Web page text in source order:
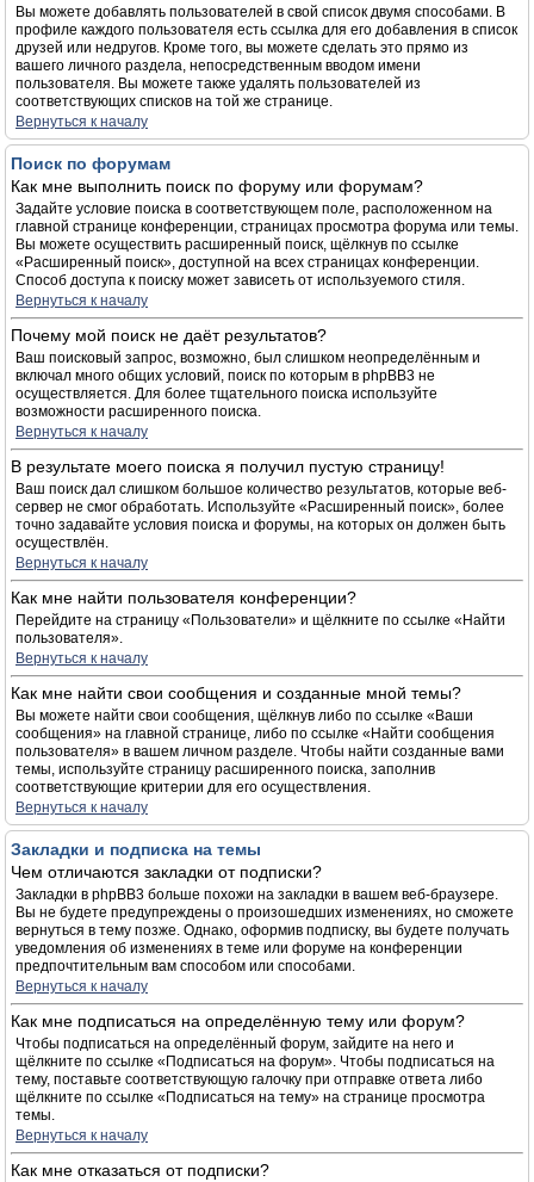
Вы можете добавлять пользователей в свой список двумя способами. В
профиле каждого пользователя есть ссылка для его добавления в список
друзей или недругов. Кроме того, вы можете сделать это прямо из
вашего личного раздела, непосредственным вводом имени
пользователя. Вы можете также удалять пользователей из
соответствующих списков на той же странице.
Вернуться к началу
Поиск по форумам
Как мне выполнить поиск по форуму или форумам?
Задайте условие поиска в соответствующем поле, расположенном на
главной странице конференции, страницах просмотра форума или темы.
Вы можете осуществить расширенный поиск, щёлкнув по ссылке
«Расширенный поиск», доступной на всех страницах конференции.
Способ доступа к поиску может зависеть от используемого стиля.
Вернуться к началу
Почему мой поиск не даёт результатов?
Ваш поисковый запрос, возможно, был слишком неопределённым и
включал много общих условий, поиск по которым в phpBB3 не
осуществляется. Для более тщательного поиска используйте
возможности расширенного поиска.
Вернуться к началу
В результате моего поиска я получил пустую страницу!
Ваш поиск дал слишком большое количество результатов, которые веб-
сервер не смог обработать. Используйте «Расширенный поиск», более
точно задавайте условия поиска и форумы, на которых он должен быть
осуществлён.
Вернуться к началу
Как мне найти пользователя конференции?
Перейдите на страницу «Пользователи» и щёлкните по ссылке «Найти
пользователя».
Вернуться к началу
Как мне найти свои сообщения и созданные мной темы?
Вы можете найти свои сообщения, щёлкнув либо по ссылке «Ваши
сообщения» на главной странице, либо по ссылке «Найти сообщения
пользователя» в вашем личном разделе. Чтобы найти созданные вами
темы, используйте страницу расширенного поиска, заполнив
соответствующие критерии для его осуществления.
Вернуться к началу
Закладки и подписка на темы
Чем отличаются закладки от подписки?
Закладки в phpBB3 больше похожи на закладки в вашем веб-браузере.
Вы не будете предупреждены о произошедших изменениях, но сможете
вернуться в тему позже. Однако, оформив подписку, вы будете получать
уведомления об изменениях в теме или форуме на конференции
предпочтительным вам способом или способами.
Вернуться к началу
Как мне подписаться на определённую тему или форум?
Чтобы подписаться на определённый форум, зайдите на него и
щёлкните по ссылке «Подписаться на форум». Чтобы подписаться на
тему, поставьте соответствующую галочку при отправке ответа либо
щёлкните по ссылке «Подписаться на тему» на странице просмотра
темы.
Вернуться к началу
Как мне отказаться от подписки?